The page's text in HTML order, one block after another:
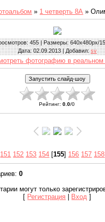
» 1 четверть 8А »
: 455 | Размеры: 640x480px/
Дата: 02.09.2013 | Добавил: sv
фотографию в реальном
Рейтинг:0.0/0
151 152 153 154 [155] 156 157 158
: 0
могут только
[ Регистрация | Вход ]